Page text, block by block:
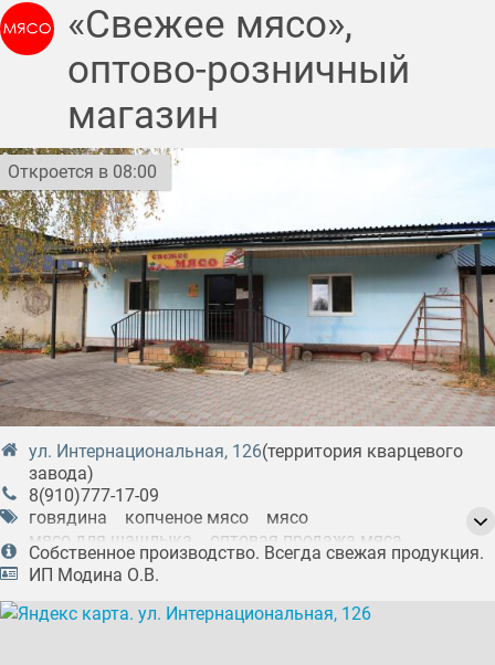
«Свежее мясо»,
оптово-розничный
магазин
Откроется в 08:00
ул. Интернациональная, 126(территория кварцевого
завода)
8(910)777-17-09
говядина
копченое мясо
мясо
мясо для шашлыка
оптовая продажа мяса
полуфабрикаты
производство мяса
производство мясного фарша
производство мясных продуктов
свинина
солёное мясо
телятина
Собственное производство. Всегда свежая продукция.
ИП Модина О.В.